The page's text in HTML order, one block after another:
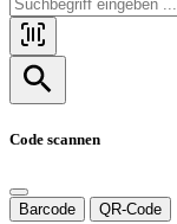
Code scannen
Barcode QR-Code